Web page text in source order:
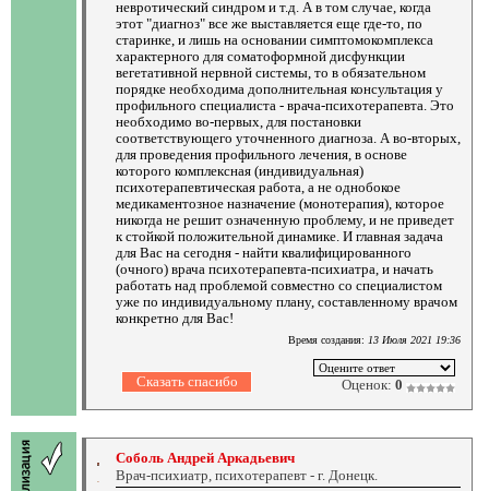
невротический синдром и т.д. А в том случае, когда
этот "диагноз" все же выставляется еще где-то, по
старинке, и лишь на основании симптомокомплекса
характерного для соматоформной дисфункции
вегетативной нервной системы, то в обязательном
порядке необходима дополнительная консультация у
профильного специалиста - врача-психотерапевта. Это
необходимо во-первых, для постановки
соответствующего уточненного диагноза. А во-вторых,
для проведения профильного лечения, в основе
которого комплексная (индивидуальная)
психотерапевтическая работа, а не однобокое
медикаментозное назначение (монотерапия), которое
никогда не решит означенную проблему, и не приведет
к стойкой положительной динамике. И главная задача
для Вас на сегодня - найти квалифицированного
(очного) врача психотерапевта-психиатра, и начать
работать над проблемой совместно со специалистом
уже по индивидуальному плану, составленному врачом
конкретно для Вас!
Время создания: 13 Июля 2021 19:36
Оценок: 0
Соболь Андрей Аркадьевич
Врач-психиатр, психотерапевт - г. Донецк.